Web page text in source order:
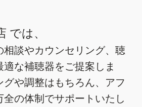
では、
相談やカウンセリング、聴
な補聴器をご提案しま
や調整はもちろん、アフ
の体制でサポートいたし